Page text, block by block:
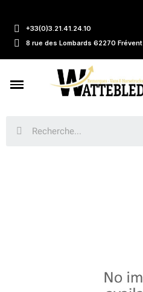
+33(0)3.21.41.24.10
8 rue des Lombards 62270 Frévent